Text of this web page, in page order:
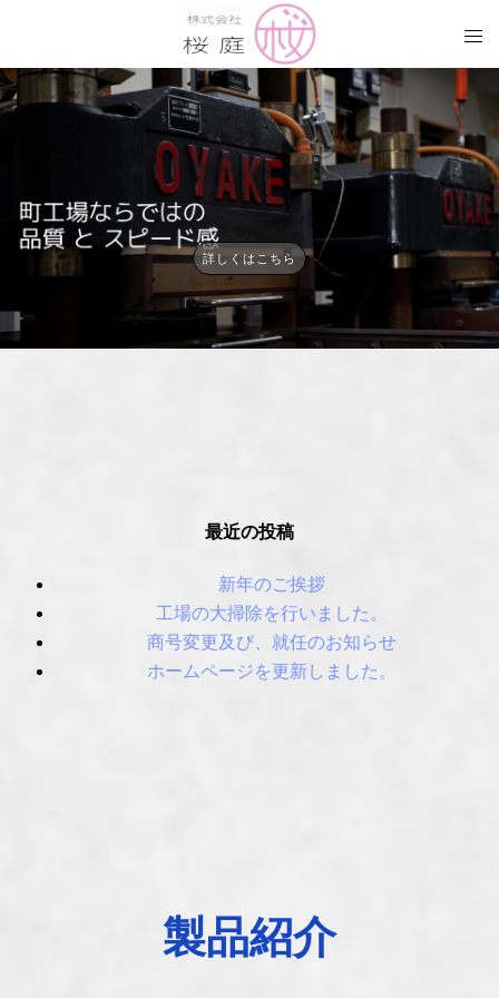
詳しくはこちら
最近の投稿
新年のご挨拶
工場の大掃除を行いました。
商号変更及び、就任のお知らせ
ホームページを更新しました。
製品紹介